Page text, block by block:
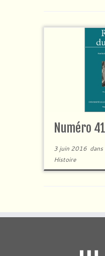
Numéro
3 juin 2016 dans
Histoire